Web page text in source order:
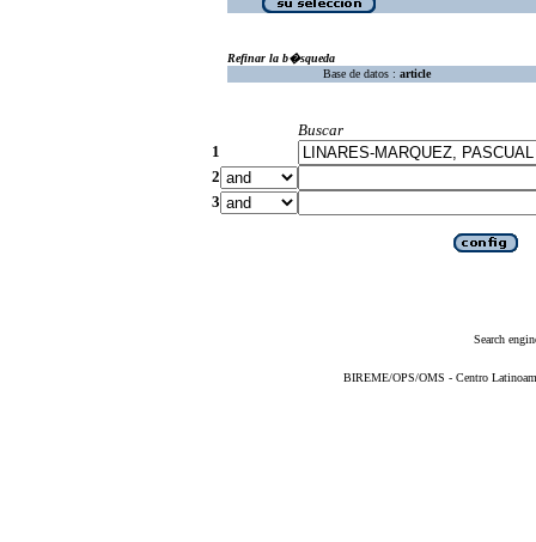
Refinar la b�squeda
Base de datos : article
Buscar
1
2
3
Search
BIREME/OPS/OMS - Centro